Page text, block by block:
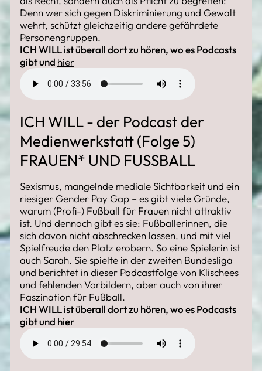
Denn wer sich gegen Diskriminierung und Gewalt
wehrt, schützt gleichzeitig andere gefährdete
Personengruppen.
ICH WILL ist überall dort zu hören, wo es Podcasts
gibt und hier
ICH WILL - der Podcast der
Medienwerkstatt (Folge 5)
FRAUEN* UND FUSSBALL
Sexismus, mangelnde mediale Sichtbarkeit und ein
riesiger Gender Pay Gap – es gibt viele Gründe,
warum (Profi-) Fußball für Frauen nicht attraktiv
ist. Und dennoch gibt es sie: Fußballerinnen, die
sich davon nicht abschrecken lassen, und mit viel
Spielfreude den Platz erobern. So eine Spielerin ist
auch Sarah. Sie spielte in der zweiten Bundesliga
und berichtet in dieser Podcastfolge von Klischees
und fehlenden Vorbildern, aber auch von ihrer
Faszination für Fußball.
ICH WILL ist überall dort zu hören, wo es Podcasts
gibt und hier